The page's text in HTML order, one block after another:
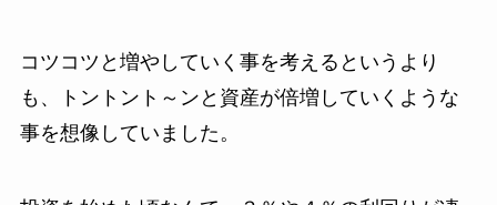
コツコツと増やしていく事を考えるというより
も、トントント～ンと資産が倍増していくような
事を想像していました。